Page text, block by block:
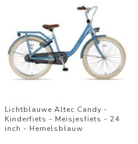
Lichtblauwe Altec Candy -
Kinderfiets - Meisjesfiets - 24
inch - Hemelsblauw